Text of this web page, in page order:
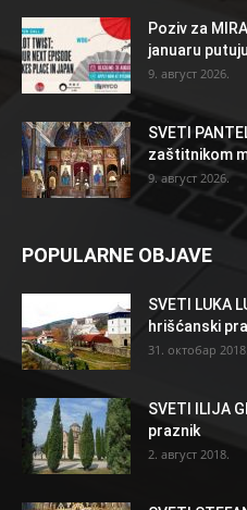
Poziv za
januaru
9. август 2026.
SVETI
zaštitnikom
9. август 2026.
POPULARNE OBJAVE
SVETI LUKA
hrišćanski
31. октобар 2018.
SVETI ILIJA
praznik
2. август 2018.